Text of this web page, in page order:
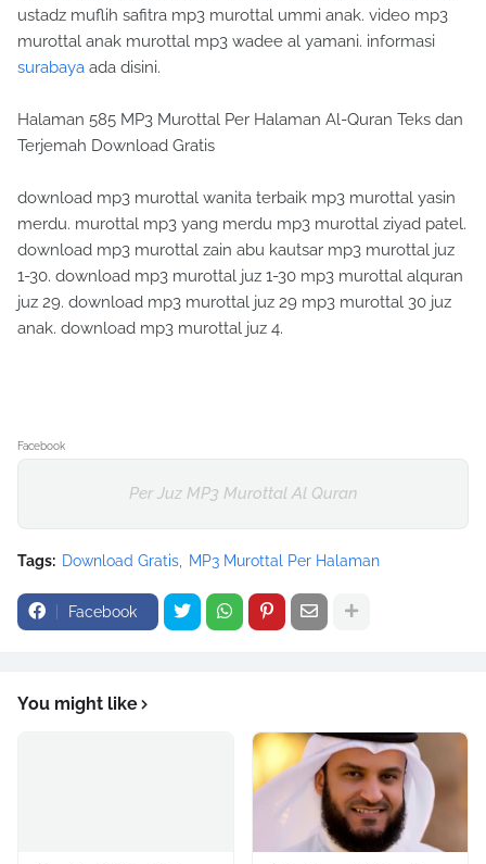
ustadz muflih safitra mp3 murottal ummi anak. video mp3
murottal anak murottal mp3 wadee al yamani. informasi
surabaya ada disini.
Halaman 585 MP3 Murottal Per Halaman Al-Quran Teks dan
Terjemah Download Gratis
download mp3 murottal wanita terbaik mp3 murottal yasin
merdu. murottal mp3 yang merdu mp3 murottal ziyad patel.
download mp3 murottal zain abu kautsar mp3 murottal juz
1-30. download mp3 murottal juz 1-30 mp3 murottal alquran
juz 29. download mp3 murottal juz 29 mp3 murottal 30 juz
anak. download mp3 murottal juz 4.
Facebook
Per Juz MP3 Murottal Al Quran
Tags: Download Gratis MP3 Murottal Per Halaman
Facebook
You might like